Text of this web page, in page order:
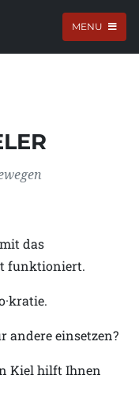
MENU
das
funktioniert.
andere einsetzen?
Kiel hilft Ihnen